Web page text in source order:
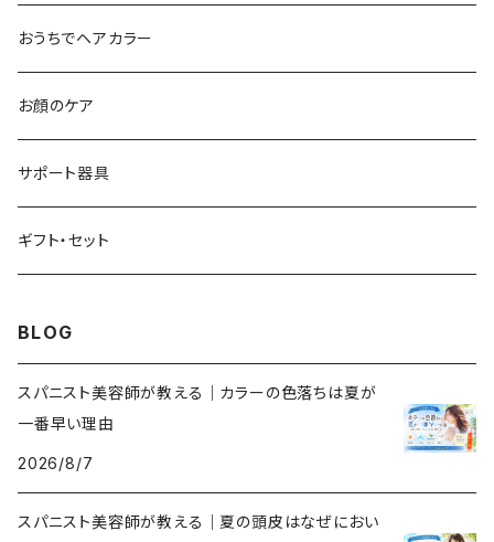
シャンプー
流すトリートメント
流さないトリートメント
頭皮ケア
おうちでヘアカラー
お顔のケア
サポート器具
ギフト・セット
BLOG
スパニスト美容師が教える｜カラーの色落ちは夏が
一番早い理由
2026/8/7
スパニスト美容師が教える｜夏の頭皮はなぜにおい